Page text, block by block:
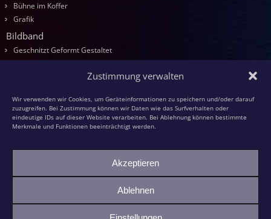
Zustimmung verwalten
Wir verwenden wir Cookies, um Geräteinformationen zu speichern und/oder darauf
zuzugreifen. Bei Zustimmung können wir Daten wie das Surfverhalten oder
eindeutige IDs auf dieser Website verarbeiten. Bei Ablehnung können bestimmte
Merkmale und Funktionen beeinträchtigt werden.
Akzeptieren
Ablehnen
Bühne im Koffer
Grafik
Bildband
Geschnitzt Geformt Gestaltet
Schnitzen
Modellieren
Textilfiguren
Kasper und die grüne Großmutter